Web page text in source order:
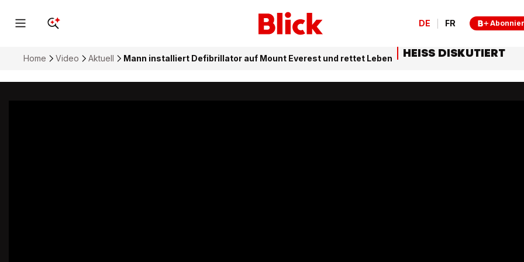
DE FR
Home Video Aktuell Mann installiert Defibrillator auf Mount Everest und rettet Leben HEISS DISKUTIERT